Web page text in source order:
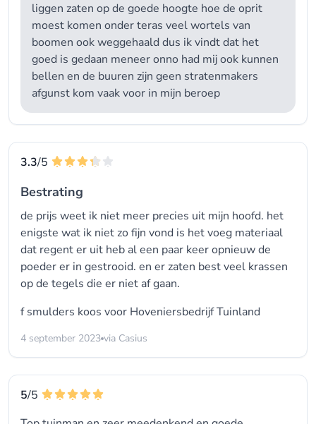
liggen zaten op de goede hoogte hoe de oprit
moest komen onder teras veel wortels van
boomen ook weggehaald dus ik vindt dat het
goed is gedaan meneer onno had mij ook kunnen
bellen en de buuren zijn geen stratenmakers
afgunst kom vaak voor in mijn beroep
3.3/5
Bestrating
de prijs weet ik niet meer precies uit mijn hoofd. het
enigste wat ik niet zo fijn vond is het voeg materiaal
dat regent er uit heb al een paar keer opnieuw de
poeder er in gestrooid. en er zaten best veel krassen
op de tegels die er niet af gaan.
f smulders koos voor Hoveniersbedrijf Tuinland
4 september 2023 via Casius
5/5